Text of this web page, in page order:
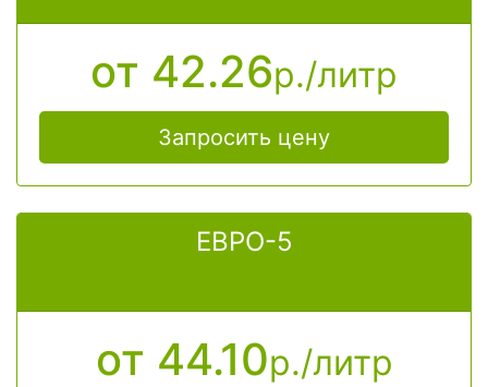
от 42.26р./литр
Запросить цену
ЕВРО-5
от 44.10р./литр